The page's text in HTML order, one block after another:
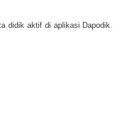
didik aktif di aplikasi Dapodik.